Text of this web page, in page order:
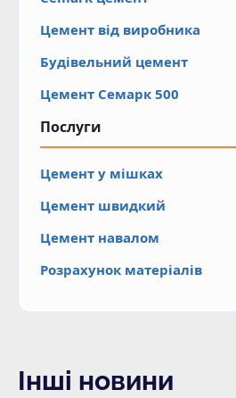
Цемент від виробника
Будівельний цемент
Цемент Cемарк 500
Послуги
Цемент у мішках
Цемент швидкий
Цемент навалом
Розрахунок матеріалів
Інші новини